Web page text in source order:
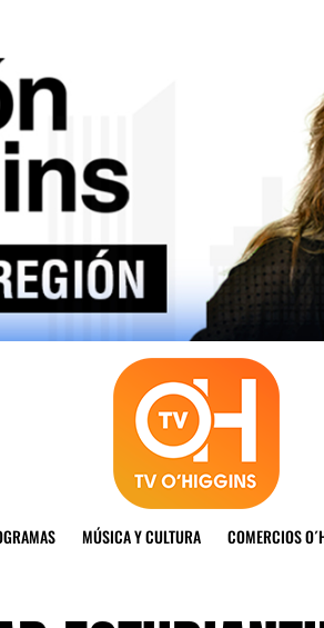
MÚSICA Y CULTURA COMERCIOS